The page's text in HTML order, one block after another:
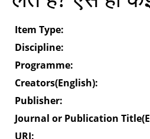
Item Type:
Discipline:
Programme:
Creators(English):
Publisher:
Journal or Publication
URI: